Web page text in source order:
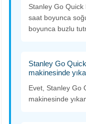
Stanley Go
saat boyunca
boyunca buzlu
Stanley Go
makinesinde
Evet, Stanley Go
makinesinde